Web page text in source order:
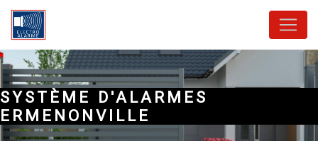
SYSTÈME D'ALARMES
ERMENONVILLE
Panneau de gestion des cookies